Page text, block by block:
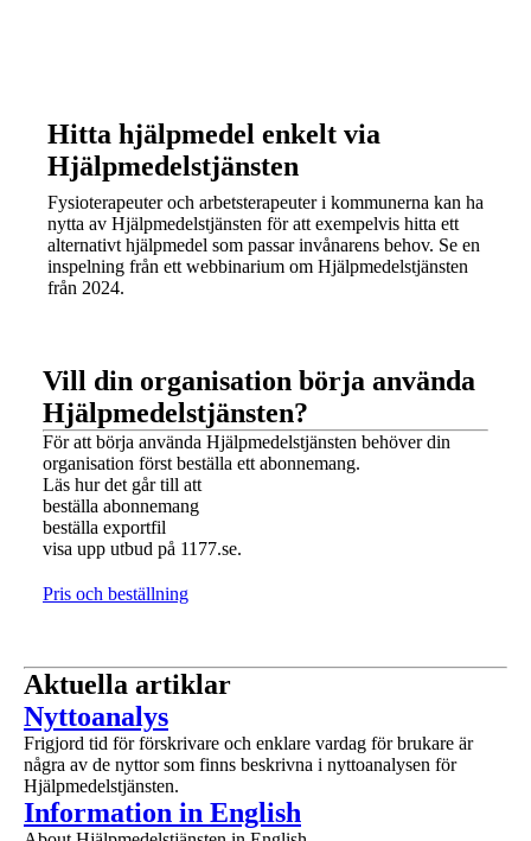
Hitta hjälpmedel enkelt via
Hjälpmedelstjänsten
Fysioterapeuter och arbetsterapeuter i kommunerna kan ha
nytta av Hjälpmedelstjänsten för att exempelvis hitta ett
alternativt hjälpmedel som passar invånarens behov. Se en
inspelning från ett webbinarium om Hjälpmedelstjänsten
från 2024.
Vill din organisation börja använda
Hjälpmedelstjänsten?
För att börja använda Hjälpmedelstjänsten behöver din
organisation först beställa ett abonnemang.
Läs hur det går till att
beställa abonnemang
beställa exportfil
visa upp utbud på 1177.se.
Pris och beställning
Aktuella artiklar
1 av 1
Nyttoanalys
Frigjord tid för förskrivare och enklare vardag för brukare är
några av de nyttor som finns beskrivna i nyttoanalysen för
Hjälpmedelstjänsten.
1 av 1
Information in English